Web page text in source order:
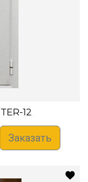
TER-12
Заказать